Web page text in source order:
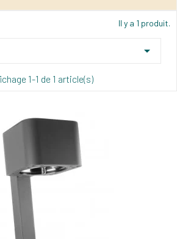
Il y a 1 produit.

1-1 de 1 article(s)